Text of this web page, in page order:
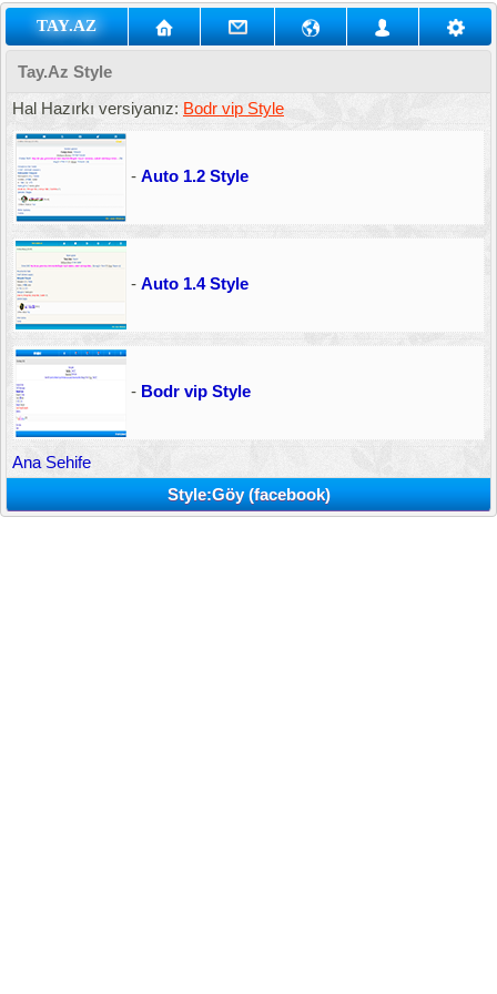
TAY.AZ
Tay.Az Style
Hal Hazırkı versiyanız: Bodr vip Style
- Auto 1.2 Style
- Auto 1.4 Style
- Bodr vip Style
Ana Sehife
Style:Göy (facebook)